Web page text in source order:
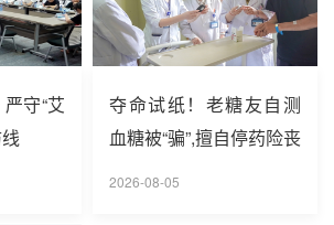
守“艾
夺命试纸！老糖友自测
血糖被“骗”,擅自停药险丧
2026-08-05